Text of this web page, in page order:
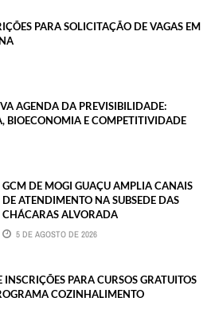
PARA SOLICITAÇÃO DE VAGAS EM
AGENDA DA PREVISIBILIDADE:
BIOECONOMIA E COMPETITIVIDADE
GCM DE MOGI GUAÇU AMPLIA CANAIS
DE ATENDIMENTO NA SUBSEDE DAS
CHÁCARAS ALVORADA
5 DE AGOSTO DE 2026
PARA CURSOS GRATUITOS
COZINHALIMENTO